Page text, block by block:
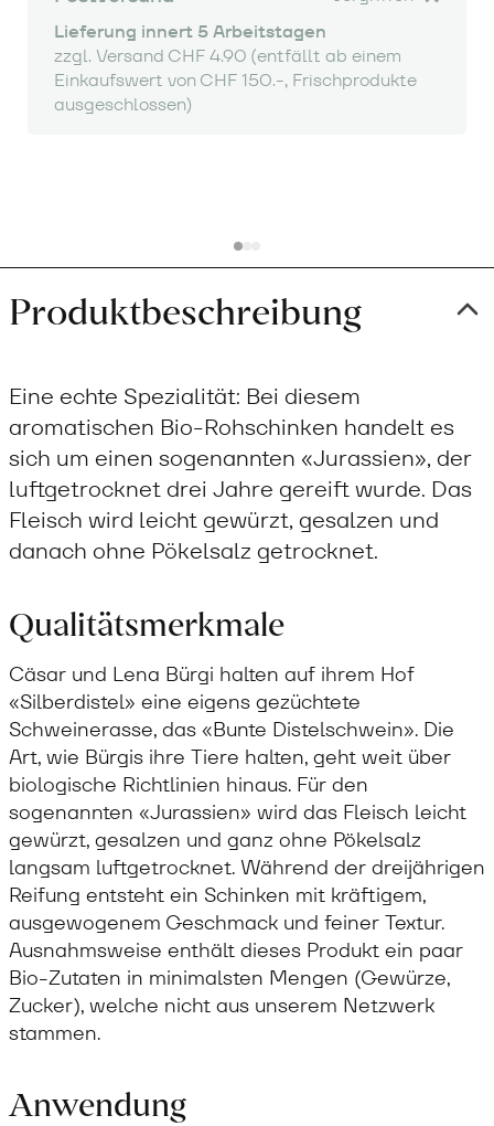
Lieferung innert 5 Arbeitstagen
zzgl. Versand CHF 4.90 (entfällt ab einem
Einkaufswert von CHF 150.-, Frischprodukte
ausgeschlossen)
Produktbeschreibung
Eine echte Spezialität: Bei diesem
aromatischen Bio-Rohschinken handelt es
sich um einen sogenannten «Jurassien», der
luftgetrocknet drei Jahre gereift wurde. Das
Fleisch wird leicht gewürzt, gesalzen und
danach ohne Pökelsalz getrocknet.
Qualitätsmerkmale
Cäsar und Lena Bürgi halten auf ihrem Hof
«Silberdistel» eine eigens gezüchtete
Schweinerasse, das «Bunte Distelschwein». Die
Art, wie Bürgis ihre Tiere halten, geht weit über
biologische Richtlinien hinaus. Für den
sogenannten «Jurassien» wird das Fleisch leicht
gewürzt, gesalzen und ganz ohne Pökelsalz
langsam luftgetrocknet. Während der dreijährigen
Reifung entsteht ein Schinken mit kräftigem,
ausgewogenem Geschmack und feiner Textur.
Ausnahmsweise enthält dieses Produkt ein paar
Bio-Zutaten in minimalsten Mengen (Gewürze,
Zucker), welche nicht aus unserem Netzwerk
stammen.
Anwendung